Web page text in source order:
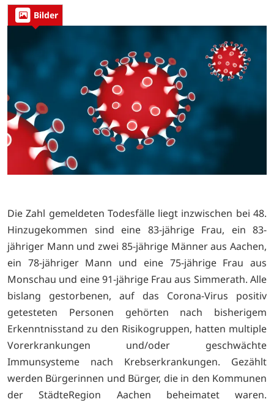
Bilder
Die Zahl gemeldeten Todesfälle liegt inzwischen bei 48.
Hinzugekommen sind eine 83-jährige Frau, ein 83-
jähriger Mann und zwei 85-jährige Männer aus Aachen,
ein 78-jähriger Mann und eine 75-jährige Frau aus
Monschau und eine 91-jährige Frau aus Simmerath. Alle
bislang gestorbenen, auf das Corona-Virus positiv
getesteten Personen gehörten nach bisherigem
Erkenntnisstand zu den Risikogruppen, hatten multiple
Vorerkrankungen und/oder geschwächte
Immunsysteme nach Krebserkrankungen. Gezählt
werden Bürgerinnen und Bürger, die in den Kommunen
der StädteRegion Aachen beheimatet waren.